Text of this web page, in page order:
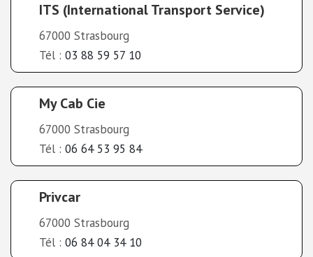
ITS (International Transport Service)
67000 Strasbourg
Tél : 03 88 59 57 10
My Cab Cie
67000 Strasbourg
Tél : 06 64 53 95 84
Privcar
67000 Strasbourg
Tél : 06 84 04 34 10